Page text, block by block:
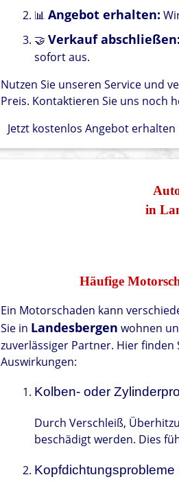
📊Angebot erhalten:
🤝Verkauf abschließen:
sofort aus.
Nutzen Sie unseren Service und
Preis. Kontaktieren Sie uns noch
Jetzt kostenlos Angebot erhalten
in
Häufige
Ein Motorschaden kann
Sie in Landesbergen wohnen
zuverlässiger Partner. Hier
Auswirkungen:
Kolben- oder
Durch Verschleiß,
beschädigt werden. Dies